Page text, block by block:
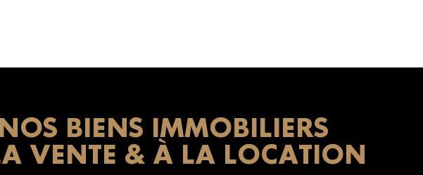
NOS BIENS IMMOBILIERS
VENTE & À LA LOCATION